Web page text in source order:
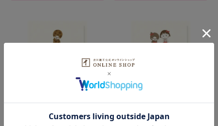
2026/07/17 12:30〜 販売期間2026/07/17 12:30